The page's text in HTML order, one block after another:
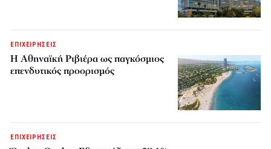
ΕΠΙΧΕΙΡΗΣΕΙΣ
Η Αθηναϊκή Ριβιέρα ως παγκόσμιος
επενδυτικός προορισμός
ΕΠΙΧΕΙΡΗΣΕΙΣ